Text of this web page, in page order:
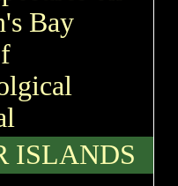
Bay
ISLANDS